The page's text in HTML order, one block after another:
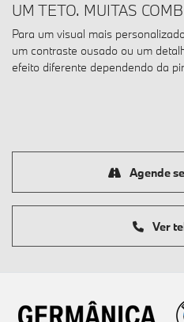
UM TETO. MUITAS
Para um visual mais
um contraste ousado ou um
efeito diferente dependendo da
Ver
Agende